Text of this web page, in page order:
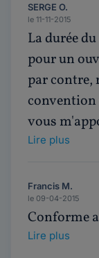
SERGE O.
le 11-11-2015
La durée
pour un
par contre,
convention
vous
Lire plus
Francis M.
le 09-04-2015
Conforme
Lire plus